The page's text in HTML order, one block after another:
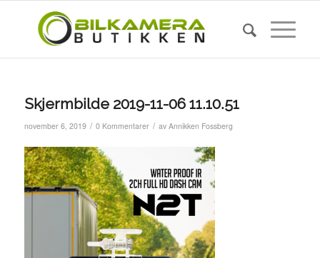
Skjermbilde 2019-11-06 11.10.51
november 6, 2019 / 0 Kommentarer / av Annikken Fossberg